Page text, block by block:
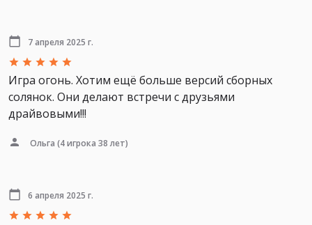
7 апреля 2025 г.
Игра огонь. Хотим ещё больше версий сборных
солянок. Они делают встречи с друзьями
драйвовыми!!!
Ольга (4 игрока 38 лет)
6 апреля 2025 г.